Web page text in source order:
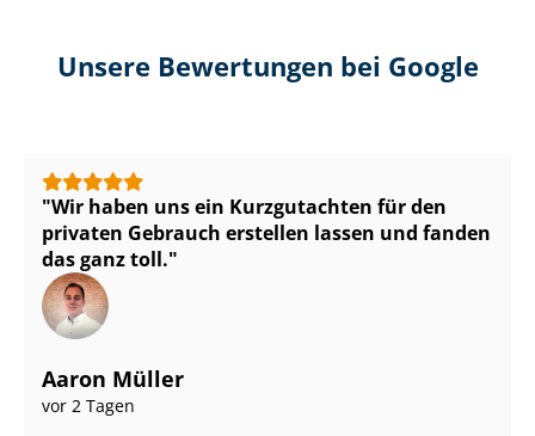
Unsere Bewertungen bei Google
Wir haben uns ein Kurzgutachten für den
privaten Gebrauch erstellen lassen und fanden
das ganz toll.
Aaron Müller
vor 2 Tagen